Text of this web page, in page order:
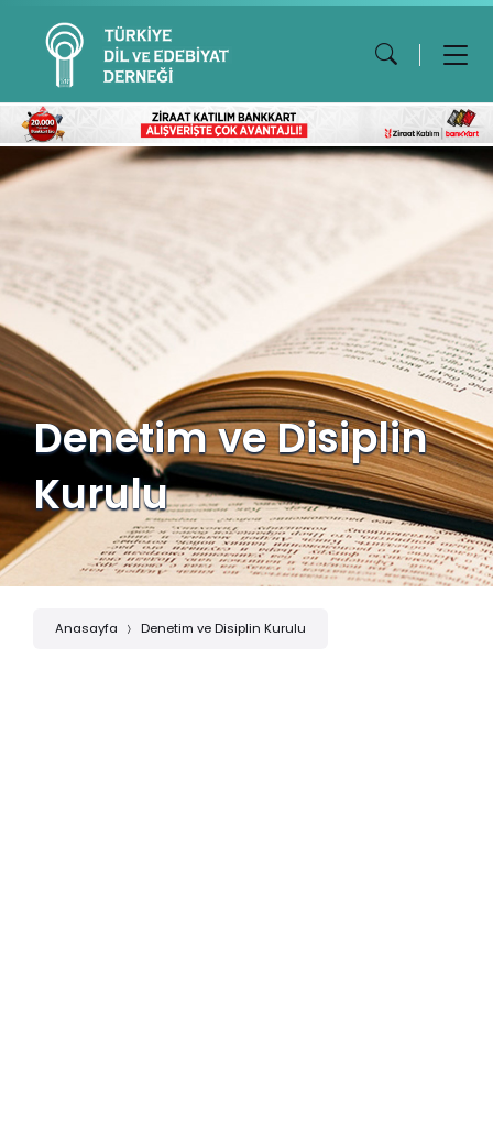
Denetim ve Disiplin
Kurulu
Anasayfa Denetim ve Disiplin Kurulu